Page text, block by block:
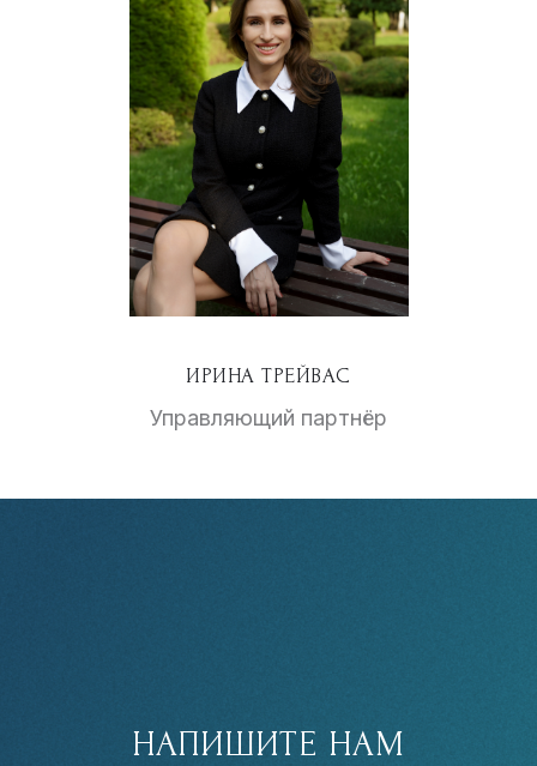
ИРИНА ТРЕЙВАС
Управляющий партнёр
НАПИШИТЕ НАМ